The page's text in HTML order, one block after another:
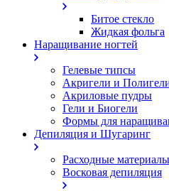
Битое стекло
Жидкая фольга
Наращивание ногтей
Гелевые типсы
Акригели и
Акриловые пудры
Гели и Биогели
Формы для
Депиляция и Шугаринг
Расходные
Восковая депиляция